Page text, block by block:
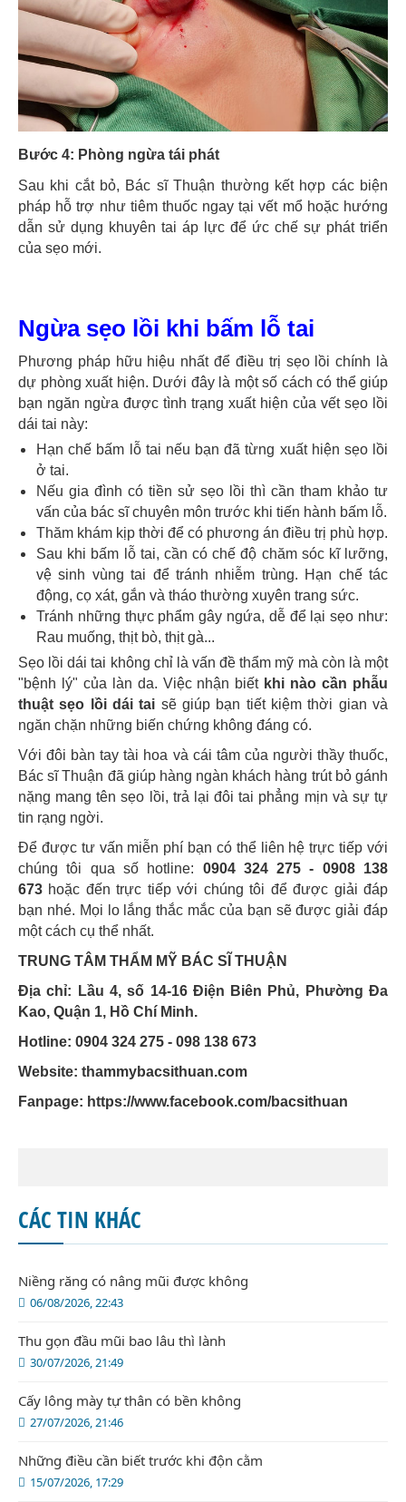
Bước 4: Phòng ngừa tái phát
Sau khi cắt bỏ, Bác sĩ Thuận thường kết hợp các biện
pháp hỗ trợ như tiêm thuốc ngay tại vết mổ hoặc hướng
dẫn sử dụng khuyên tai áp lực để ức chế sự phát triển
của sẹo mới.
Ngừa sẹo lồi khi bấm lỗ tai
Phương pháp hữu hiệu nhất để điều trị sẹo lồi chính là
dự phòng xuất hiện. Dưới đây là một số cách có thể giúp
bạn ngăn ngừa được tình trạng xuất hiện của vết sẹo lồi
dái tai này:
Hạn chế bấm lỗ tai nếu bạn đã từng xuất hiện sẹo lồi
ở tai.
Nếu gia đình có tiền sử sẹo lồi thì cần tham khảo tư
vấn của bác sĩ chuyên môn trước khi tiến hành bấm lỗ.
Thăm khám kịp thời để có phương án điều trị phù hợp.
Sau khi bấm lỗ tai, cần có chế độ chăm sóc kĩ lưỡng,
vệ sinh vùng tai để tránh nhiễm trùng. Hạn chế tác
động, cọ xát, gắn và tháo thường xuyên trang sức.
Tránh những thực phẩm gây ngứa, dễ để lại sẹo như:
Rau muống, thịt bò, thịt gà...
Sẹo lồi dái tai không chỉ là vấn đề thẩm mỹ mà còn là một
"bệnh lý" của làn da. Việc nhận biết khi nào cần phẫu
thuật sẹo lồi dái tai sẽ giúp bạn tiết kiệm thời gian và
ngăn chặn những biến chứng không đáng có.
Với đôi bàn tay tài hoa và cái tâm của người thầy thuốc,
Bác sĩ Thuận đã giúp hàng ngàn khách hàng trút bỏ gánh
nặng mang tên sẹo lồi, trả lại đôi tai phẳng mịn và sự tự
tin rạng ngời.
Để được tư vấn miễn phí bạn có thể liên hệ trực tiếp với
chúng tôi qua số hotline: 0904 324 275 - 0908 138
673 hoặc đến trực tiếp với chúng tôi để được giải đáp
bạn nhé. Mọi lo lắng thắc mắc của bạn sẽ được giải đáp
một cách cụ thể nhất.
TRUNG TÂM THẨM MỸ BÁC SĨ THUẬN
Địa chỉ: Lầu 4, số 14-16 Điện Biên Phủ, Phường Đa
Kao, Quận 1, Hồ Chí Minh.
Hotline: 0904 324 275 - 098 138 673
Website: thammybacsithuan.com
Fanpage: https://www.facebook.com/bacsithuan
CÁC TIN KHÁC
06/08/2026, 22:43
Niềng răng có nâng mũi được không
30/07/2026, 21:49
Thu gọn đầu mũi bao lâu thì lành
27/07/2026, 21:46
Cấy lông mày tự thân có bền không
15/07/2026, 17:29
Những điều cần biết trước khi độn cằm